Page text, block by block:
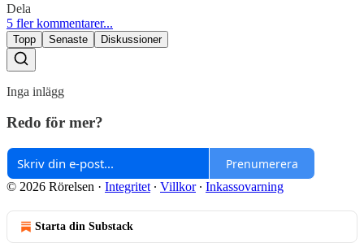
Dela
5 fler kommentarer...
Topp Senaste Diskussioner
Inga inlägg
Redo för mer?
Prenumerera
© 2026 Rörelsen · Integritet ∙ Villkor∙ Inkassovarning
Starta din Substack